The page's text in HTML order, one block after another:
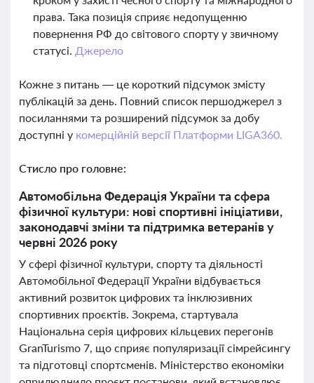
права. Така позиція сприяє недопущенню
повернення РФ до світового спорту у звичному
статусі. Джерело
Кожне з питань — це короткий підсумок змісту
публікацій за день. Повний список першоджерел з
посиланнями та розширений підсумок за добу
доступні у комерційній версії Платформи LIGA360.
Стисло про головне:
Автомобільна Федерація України та сфера
фізичної культури: нові спортивні ініціативи,
законодавчі зміни та підтримка ветеранів у
червні 2026 року
У сфері фізичної культури, спорту та діяльності
Автомобільної Федерації України відбувається
активний розвиток цифрових та інклюзивних
спортивних проєктів. Зокрема, стартувала
Національна серія цифрових кільцевих перегонів
GranTurismo 7, що сприяє популяризації сімрейсингу
та підготовці спортсменів. Міністерство економіки